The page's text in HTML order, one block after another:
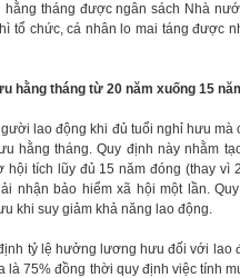
tháng được ngân sách Nhà
tổ chức, cá nhân lo mai táng được
hằng tháng từ 20 năm xuống 15
lao động khi đủ tuổi nghỉ hưu
hằng tháng. Quy định này nhằm
hội tích lũy đủ 15 năm đóng (thay vì
nhận bảo hiểm xã hội một lần.
khi suy giảm khả năng lao động.
tỷ lệ hưởng lương hưu đối với lao
là 75% đồng thời quy định việc tính